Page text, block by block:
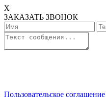
X
ЗАКАЗАТЬ ЗВОНОК
Пользовательское соглашение